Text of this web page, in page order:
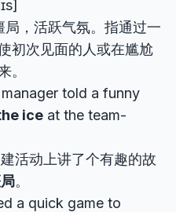
局，活跃气氛。指通过一
初次见面的人或在尴尬
。
told a funny
ice at the team-
活动上讲了个有趣的故
。
a quick game to